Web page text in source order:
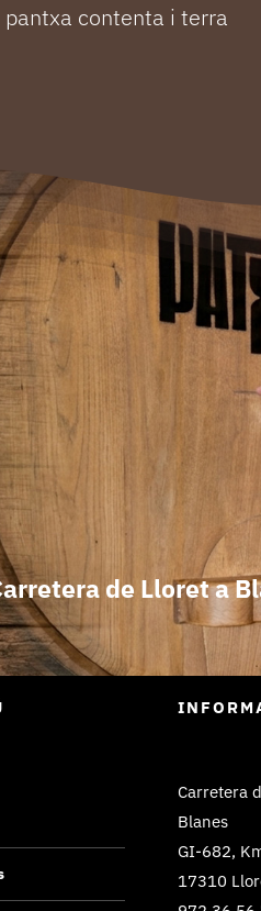
contenta i terra
de Lloret a
Carretera
Blanes
GI-682,
17310